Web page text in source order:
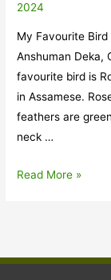
2024
My Favourite
Anshuman Deka,
favourite bird is
in Assamese.
feathers are
neck …
Natural
Read More »